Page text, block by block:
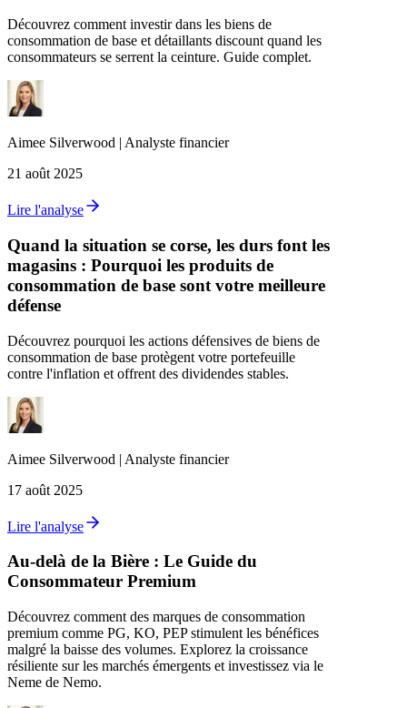
Découvrez comment investir dans les biens de
consommation de base et détaillants discount quand les
consommateurs se serrent la ceinture. Guide complet.
Aimee Silverwood | Analyste financier
21 août 2025
Lire l'analyse
Quand la situation se corse, les durs font les
magasins : Pourquoi les produits de
consommation de base sont votre meilleure
défense
Découvrez pourquoi les actions défensives de biens de
consommation de base protègent votre portefeuille
contre l'inflation et offrent des dividendes stables.
Aimee Silverwood | Analyste financier
17 août 2025
Lire l'analyse
Au-delà de la Bière : Le Guide du
Consommateur Premium
Découvrez comment des marques de consommation
premium comme PG, KO, PEP stimulent les bénéfices
malgré la baisse des volumes. Explorez la croissance
résiliente sur les marchés émergents et investissez via le
Neme de Nemo.